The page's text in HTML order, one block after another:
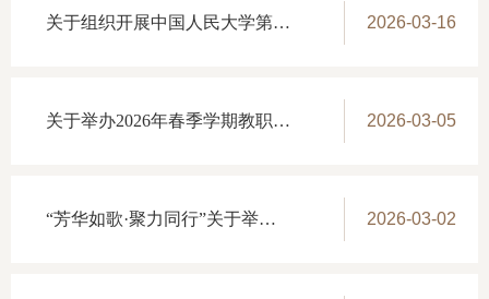
关于组织开展中国人民大学第六十五届田径运动会（教职工组）报名工作的通知 2026-03-16
关于举办2026年春季学期教职工午间课堂的通知 2026-03-05
“芳华如歌·聚力同行”关于举办庆祝三八妇女节女职工关爱活动的通知 2026-03-02